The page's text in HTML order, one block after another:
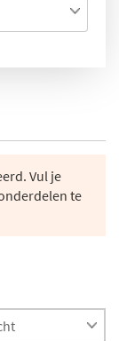
Vul je
te